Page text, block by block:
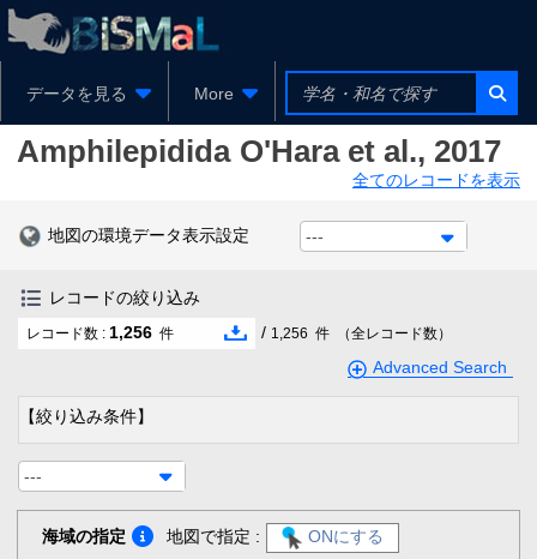
データを見る More
Amphilepidida O'Hara et al., 2017
全てのレコードを表示
地図の環境データ表示設定 ---
レコードの絞り込み
レコード数 : 1,256 件 / 1,256 件 （全レコード数）
Advanced Search
【絞り込み条件】
---
海域の指定 地図で指定 : ONにする